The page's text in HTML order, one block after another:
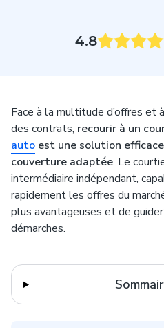
4.8
Face à la multitude d’offres et
des contrats, recourir à un
auto est une solution
couverture adaptée. Le
intermédiaire indépendant,
rapidement les offres du
plus avantageuses et de
démarches.